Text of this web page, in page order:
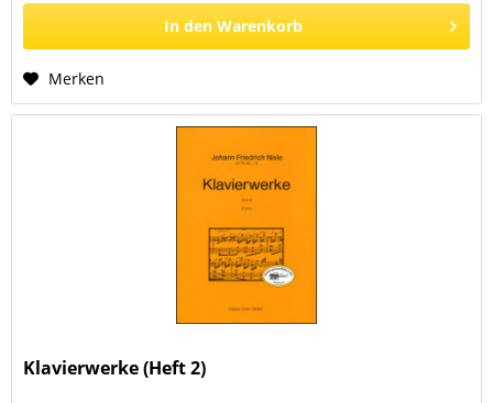
In den Warenkorb
Merken
Klavierwerke (Heft 2)